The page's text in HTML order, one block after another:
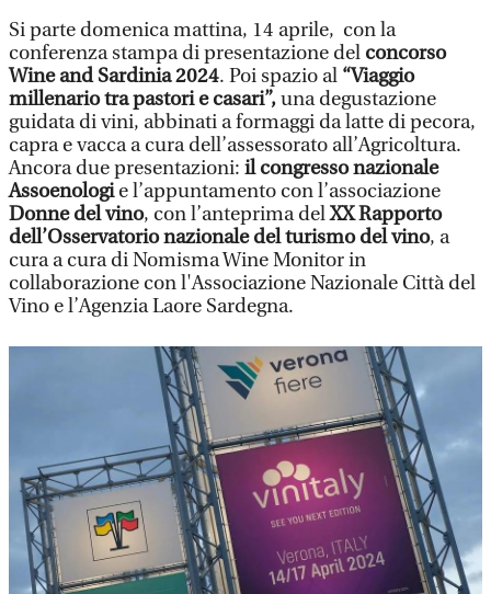
Si parte domenica mattina, 14 aprile, con la
conferenza stampa di presentazione del concorso
Wine and Sardinia 2024. Poi spazio al “Viaggio
millenario tra pastori e casari”,una degustazione
guidata di vini, abbinati a formaggi da latte di pecora,
capra e vacca a cura dell’assessorato all’Agricoltura.
Ancora due presentazioni: il congresso nazionale
Assoenologie l’appuntamento con l’associazione
Donne del vino, con l’anteprima delXX Rapporto
dell’Osservatorio nazionale del turismo del vino, a
cura a cura di Nomisma Wine Monitor in
collaborazione con l'Associazione Nazionale Città del
Vino e l’Agenzia Laore Sardegna.